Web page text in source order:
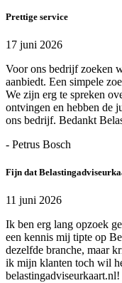
Prettige service
17 juni 2026
Voor ons bedrijf zoeken
aanbiedt. Een simpele
We zijn erg te spreken
ontvingen en hebben de
ons bedrijf. Bedankt
- Petrus Bosch
Fijn dat
11 juni 2026
Ik ben erg lang opzoek
een kennis mij tipte op
dezelfde branche, maar
ik mijn klanten toch wil
belastingadviseurkaart.nl!